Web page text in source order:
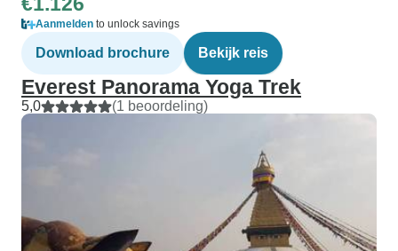
Aanmelden to unlock savings
Download brochure Bekijk reis
Everest Panorama Yoga Trek
5,0 (1 beoordeling)